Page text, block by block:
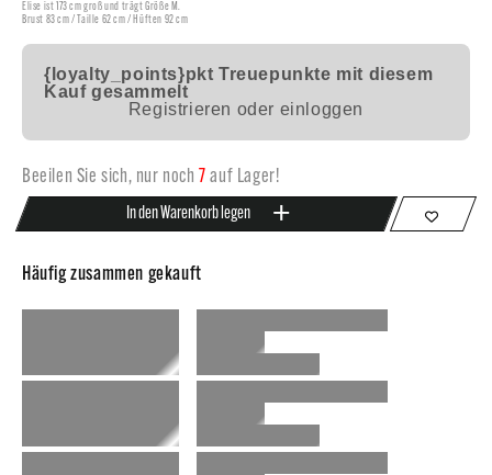
Elise ist 173 cm groß und trägt Größe M.
Brust 83 cm / Taille 62 cm / Hüften 92 cm
{loyalty_points}pkt Treuepunkte mit diesem
Kauf gesammelt
Registrieren oder einloggen
Beeilen Sie sich, nur noch 7 auf Lager!
In den Warenkorb legen
Häufig zusammen gekauft